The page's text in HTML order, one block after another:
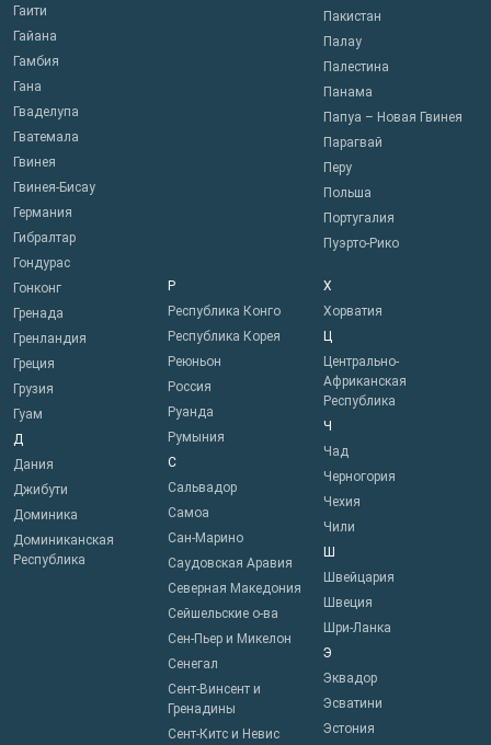
Гаити
Гайана
Гамбия
Гана
Гваделупа
Гватемала
Гвинея
Гвинея-Бисау
Германия
Гибралтар
Гондурас
Гонконг
Гренада
Гренландия
Греция
Грузия
Гуам
Д
Дания
Джибути
Доминика
Доминиканская
Республика
Пакистан
Палау
Палестина
Панама
Папуа – Новая Гвинея
Парагвай
Перу
Польша
Португалия
Пуэрто-Рико
Р
Республика Конго
Республика Корея
Реюньон
Россия
Руанда
Румыния
С
Сальвадор
Самоа
Сан-Марино
Саудовская Аравия
Северная Македония
Сейшельские о-ва
Сен-Пьер и Микелон
Сенегал
Сент-Винсент и
Гренадины
Сент-Китс и Невис
Х
Хорватия
Ц
Центрально-
Африканская
Республика
Ч
Чад
Черногория
Чехия
Чили
Ш
Швейцария
Швеция
Шри-Ланка
Э
Эквадор
Эсватини
Эстония